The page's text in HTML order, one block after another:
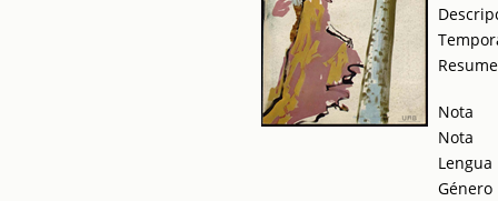
Nota
Nota
Lengua
Género